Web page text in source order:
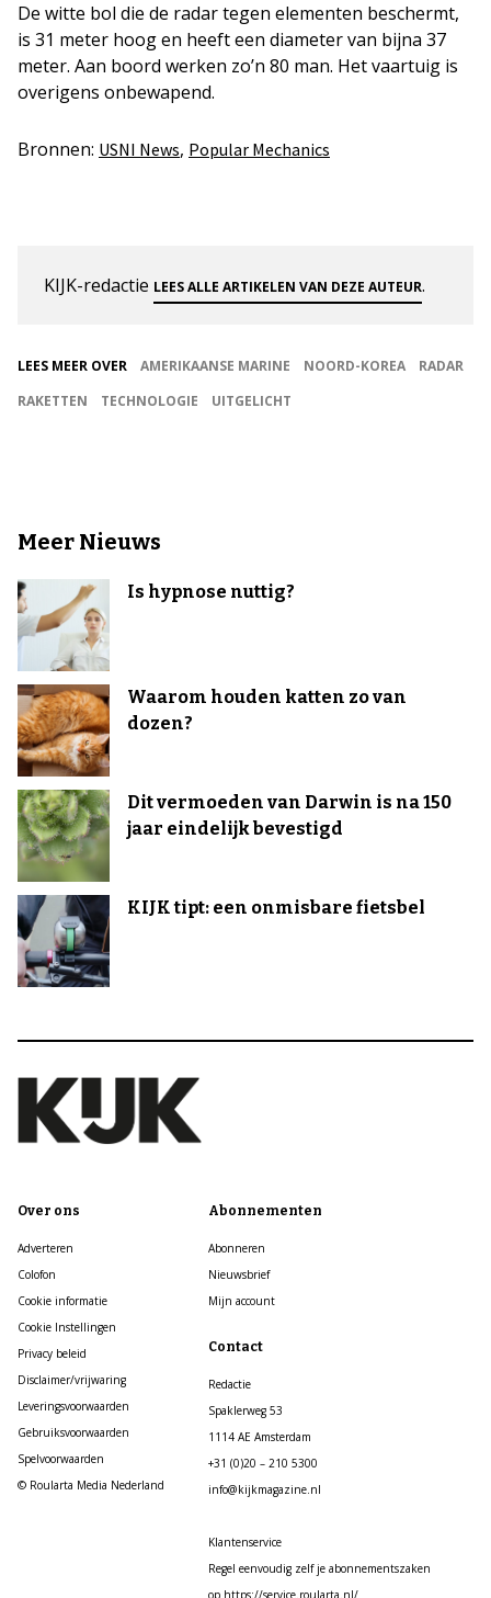
De witte bol die de radar tegen elementen beschermt,
is 31 meter hoog en heeft een diameter van bijna 37
meter. Aan boord werken zo’n 80 man. Het vaartuig is
overigens onbewapend.
Bronnen: USNI News, Popular Mechanics
KIJK-redactie LEES ALLE ARTIKELEN VAN DEZE AUTEUR.
LEES MEER OVER AMERIKAANSE MARINE NOORD-KOREA
RADAR
RAKETTEN
TECHNOLOGIE UITGELICHT
Meer Nieuws
Is hypnose nuttig?
Waarom houden katten zo van
dozen?
Dit vermoeden van Darwin is na 150
jaar eindelijk bevestigd
KIJK tipt: een onmisbare fietsbel
Over ons
Adverteren
Colofon
Cookie informatie
Cookie Instellingen
Privacy beleid
Disclaimer/vrijwaring
Leveringsvoorwaarden
Gebruiksvoorwaarden
Spelvoorwaarden
© Roularta Media Nederland
Abonnementen
Abonneren
Nieuwsbrief
Mijn account
Contact
Redactie
Spaklerweg 53
1114 AE Amsterdam
+31 (0)20 – 210 5300
info@kijkmagazine.nl
Klantenservice
Regel eenvoudig zelf je abonnementszaken